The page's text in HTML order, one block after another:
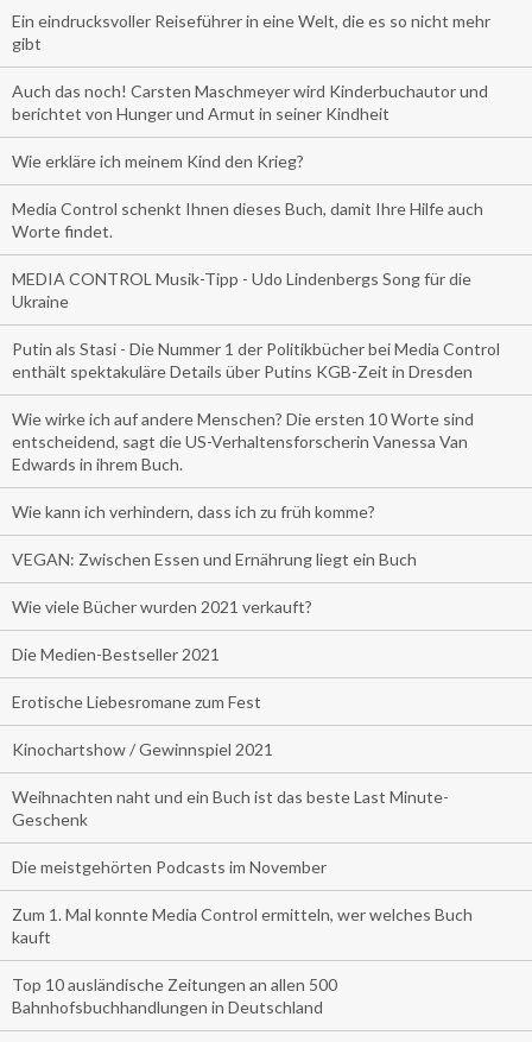
Ein eindrucksvoller Reiseführer in eine Welt, die es so nicht mehr
gibt
Auch das noch! Carsten Maschmeyer wird Kinderbuchautor und
berichtet von Hunger und Armut in seiner Kindheit
Wie erkläre ich meinem Kind den Krieg?
Media Control schenkt Ihnen dieses Buch, damit Ihre Hilfe auch
Worte findet.
MEDIA CONTROL Musik-Tipp - Udo Lindenbergs Song für die
Ukraine
Putin als Stasi - Die Nummer 1 der Politikbücher bei Media Control
enthält spektakuläre Details über Putins KGB-Zeit in Dresden
Wie wirke ich auf andere Menschen? Die ersten 10 Worte sind
entscheidend, sagt die US-Verhaltensforscherin Vanessa Van
Edwards in ihrem Buch.
Wie kann ich verhindern, dass ich zu früh komme?
VEGAN: Zwischen Essen und Ernährung liegt ein Buch
Wie viele Bücher wurden 2021 verkauft?
Die Medien-Bestseller 2021
Erotische Liebesromane zum Fest
Kinochartshow / Gewinnspiel 2021
Weihnachten naht und ein Buch ist das beste Last Minute-
Geschenk
Die meistgehörten Podcasts im November
Zum 1. Mal konnte Media Control ermitteln, wer welches Buch
kauft
Top 10 ausländische Zeitungen an allen 500
Bahnhofsbuchhandlungen in Deutschland